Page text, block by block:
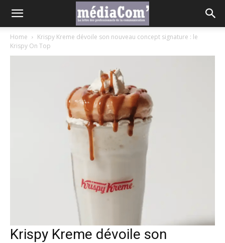
Home
Krispy Kreme dévoile son nouveau concept signature : le
Krispy On Top
Krispy Kreme dévoile son